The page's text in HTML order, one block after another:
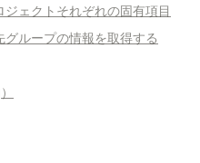
ェクトそれぞれの固有項目
ループの情報を取得する